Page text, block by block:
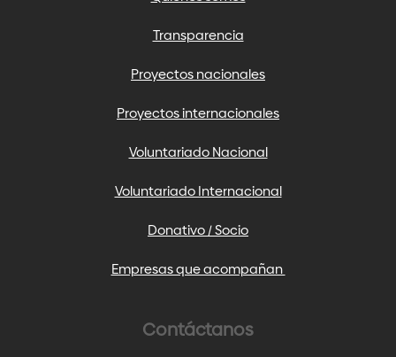
Transparencia
Proyectos nacionales
Proyectos internacionales
Voluntariado Nacional
Voluntariado Internacional
Donativo / Socio
Empresas que acompañan
Contáctanos